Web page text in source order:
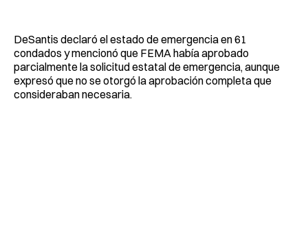
DeSantis declaró el estado de emergencia en 61
condados y mencionó que FEMA había aprobado
parcialmente la solicitud estatal de emergencia, aunque
expresó que no se otorgó la aprobación completa que
consideraban necesaria.